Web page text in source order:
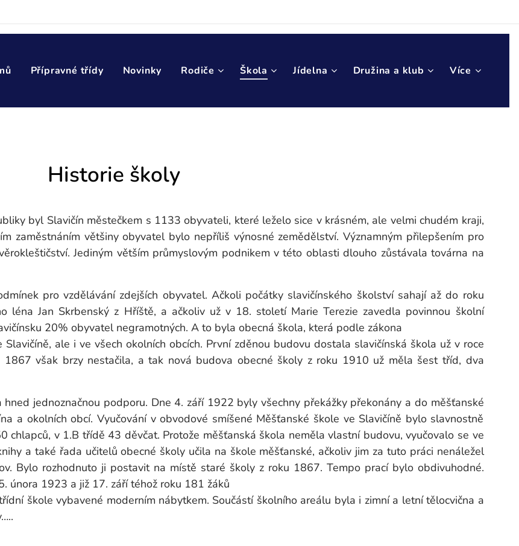
Přípravné třídy Novinky Rodiče Škola Jídelna Družina a klub Více
Historie školy
byl Slavičín městečkem s 1133 obyvateli, které leželo sice v krásném, ale velmi chudém kraji,
zaměstnáním většiny obyvatel bylo nepříliš výnosné zemědělství. Významným přilepšením pro
Jediným větším průmyslovým podnikem v této oblasti dlouho zůstávala továrna na
pro vzdělávání zdejších obyvatel. Ačkoli počátky slavičínského školství sahají až do roku
léna Jan Skrbenský z Hříště, a ačkoliv už v 18. století Marie Terezie zavedla povinnou školní
20% obyvatel negramotných. A to byla obecná škola, která podle zákona
ale i ve všech okolních obcích. První zděnou budovu dostala slavičínská škola už v roce
však brzy nestačila, a tak nová budova obecné školy z roku 1910 už měla šest tříd, dva
jednoznačnou podporu. Dne 4. září 1922 byly všechny překážky překonány a do měšťanské
a okolních obcí. Vyučování v obvodové smíšené Měšťanské škole ve Slavičíně bylo slavnostně
chlapců, v 1.B třídě 43 děvčat. Protože měšťanská škola neměla vlastní budovu, vyučovalo se ve
a také řada učitelů obecné školy učila na škole měšťanské, ačkoliv jim za tuto práci nenáležel
Bylo rozhodnuto ji postavit na místě staré školy z roku 1867. Tempo prací bylo obdivuhodné.
února 1923 a již 17. září téhož roku 181 žáků
škole vybavené moderním nábytkem. Součástí školního areálu byla i zimní a letní tělocvična a